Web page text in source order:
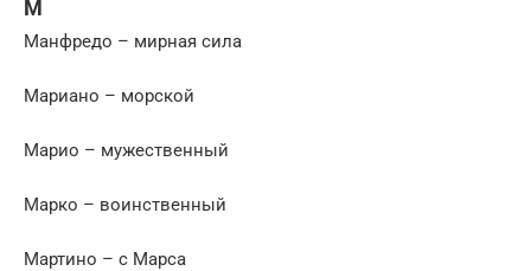
М
Манфредо – мирная сила
Мариано – морской
Марио – мужественный
Марко – воинственный
Мартино – с Марса